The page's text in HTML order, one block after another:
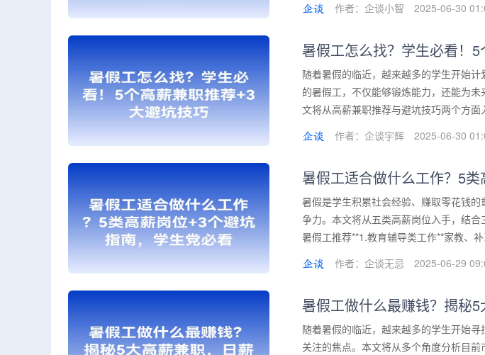
作者：企谈小智
2025-06-30
暑假工怎么找？学生必看！
随着暑假的临近，越来越多的学生开始
的暑假工，不仅能够锻炼能力，还能为
文将从高薪兼职推荐与避坑技巧两个方
作者：企谈宇辉
2025-06-30
暑假工适合做什么工作？5
暑假是学生积累社会经验、赚取零花钱
争力。本文将从五类高薪岗位入手，结
暑假工推荐**1.教育辅导类工作**家教、
作者：企谈无忌
2025-06-29
暑假工做什么最赚钱？揭秘5
随着暑假的临近，越来越多的学生开始
关注的焦点。本文将从多个角度分析目